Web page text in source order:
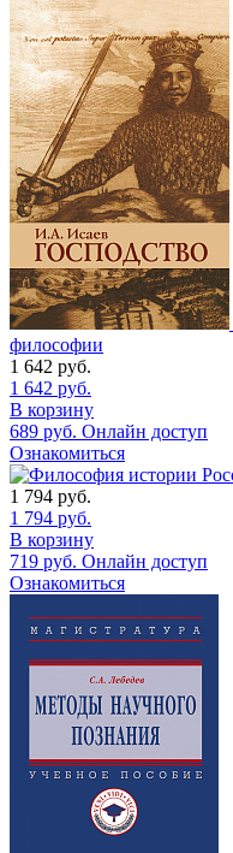
философии
1 642 руб.
1 642 руб.
В корзину
689 руб. Онлайн доступ
Ознакомиться
1 794 руб.
1 794 руб.
В корзину
719 руб. Онлайн доступ
Ознакомиться